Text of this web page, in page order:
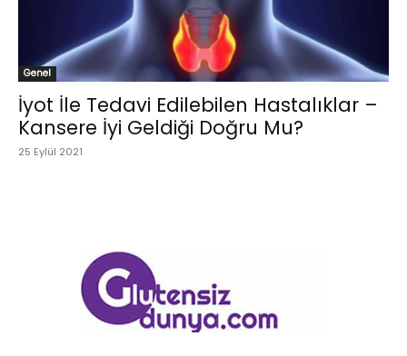
Genel
İyot İle Tedavi Edilebilen Hastalıklar –
Kansere İyi Geldiği Doğru Mu?
25 Eylül 2021